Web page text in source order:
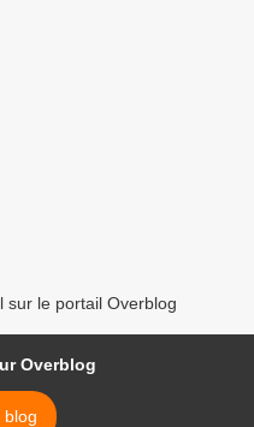
sur le portail Overblog
Overblog
blog